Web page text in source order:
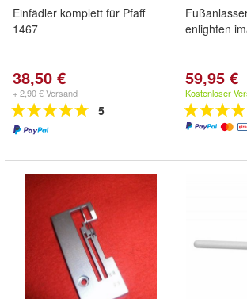
Einfädler komplett für Pfaff
1467
38,50 €
+ 2,90 € Versand
5
enlighten
59,95 €
Kostenloser